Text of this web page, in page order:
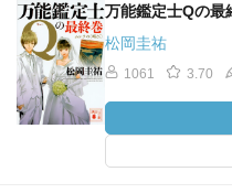
万能鑑定士Qの最
松岡圭祐
1061 3.70